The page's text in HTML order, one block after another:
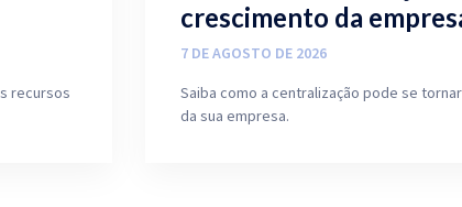
recursos
crescimento da
7 DE AGOSTO DE 2026
Saiba como a centralização pode se
da sua empresa.